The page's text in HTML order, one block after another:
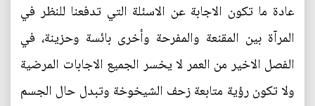
عادة ما تكون الاجابة عن الاسئلة التي تدفعنا للنظر في
المرآة بين المقنعة والمفرحة وأخرى بائسة وحزينة، في
الفصل الاخير من العمر لا يخسر الجميع الاجابات المرضية
ولا تكون رؤية متابعة زحف الشيخوخة وتبدل حال الجسم